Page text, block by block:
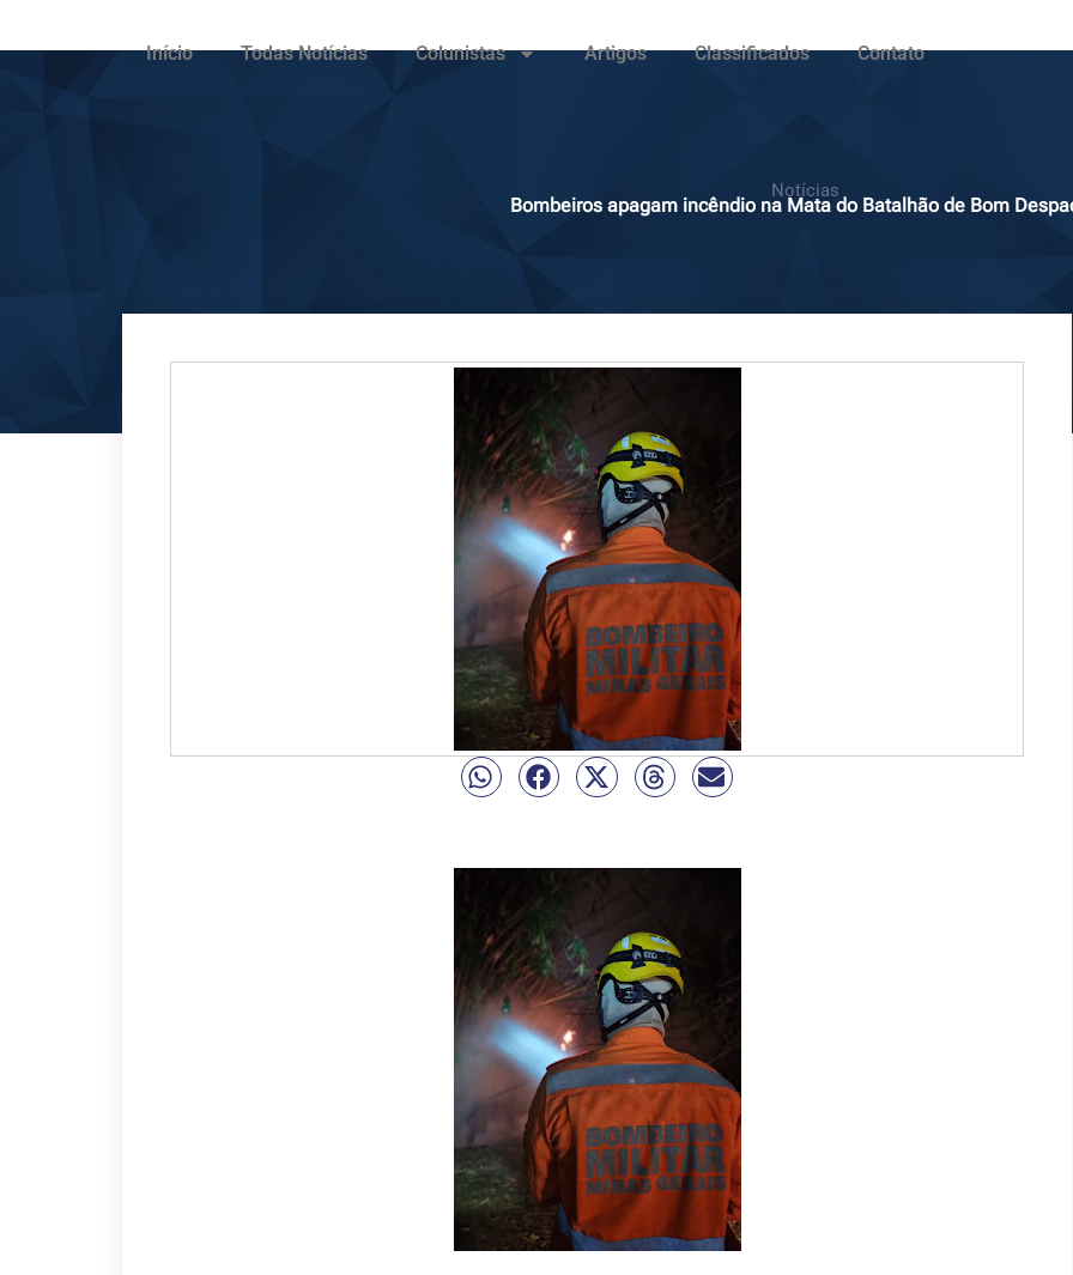
Início Todas Notícias Colunistas Artigos Classificados Contato
Notícias
Bombeiros apagam incêndio na Mata do Batalhão de Bom